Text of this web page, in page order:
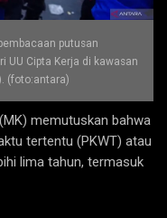
putusan
UU Cipta Kerja di kawasan
(foto:antara)
memutuskan bahwa
tertentu (PKWT) atau
lima tahun, termasuk